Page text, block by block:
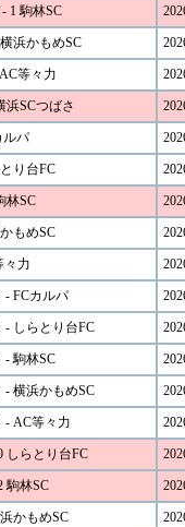
1 駒林SC
浜かもめSC
等々力
浜SCつばさ
ルパ
り台FC
林SC
もめSC
々力
- FCカルパ
- しらとり台FC
- 駒林SC
- 横浜かもめSC
- AC等々力
しらとり台FC
駒林SC
かもめSC